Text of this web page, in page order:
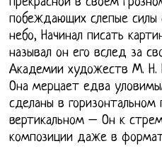
побеждающих слепые силы
небо, Начинал писать
называл он его вслед за
Академии художеств М. Н.
Она мерцает едва
сделаны в
вертикальном – Он к
композиции даже в